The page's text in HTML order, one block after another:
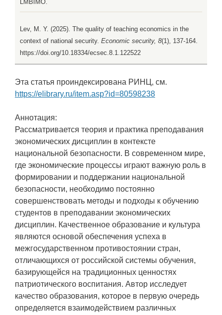
LMBIMO.
Lev, M. Y. (2025). The quality of teaching economics in the
context of national security. Economic security, 8(1), 137-164.
https://doi.org/10.18334/ecsec.8.1.122522
Эта статья проиндексирована РИНЦ, см.
https://elibrary.ru/item.asp?id=80598238
Аннотация:
Рассматривается теория и практика преподавания
экономических дисциплин в контексте
национальной безопасности. В современном мире,
где экономические процессы играют важную роль в
формировании и поддержании национальной
безопасности, необходимо постоянно
совершенствовать методы и подходы к обучению
студентов в преподавании экономических
дисциплин. Качественное образование и культура
являются основой обеспечения успеха в
межгосударственном противостоянии стран,
отличающихся от российской системы обучения,
базирующейся на традиционных ценностях
патриотического воспитания. Автор исследует
качество образования, которое в первую очередь
определяется взаимодействием различных